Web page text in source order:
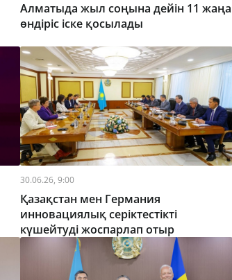
Алматыда жыл соңына дейін 11 жаңа
өндіріс іске қосылады
30.06.26, 9:00
Қазақстан мен Германия
инновациялық серіктестікті
күшейтуді жоспарлап отыр